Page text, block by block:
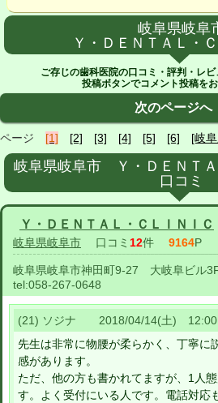
岐阜県岐阜
Ｙ・ＤＥＮＴＡＬ・
ご存じの歯科医院の口コミ・評判・レビ
投稿ボタンでコメント投稿を
次のページへ
ページ [1] [2] [3] [4] [5] [6] [岐
岐阜県岐阜市 Ｙ・ＤＥＮＴ
口コミ
Ｙ・ＤＥＮＴＡＬ・ＣＬＩＮＩＣ
岐阜県岐阜市 口コミ 12件 9164P
岐阜県岐阜市神田町9-27 大岐阜ビル
tel:058-267-0648
(21) ソジナ 2018/04/14(土) 12:00
先生は非常に物腰が柔らかく、丁寧に
感があります。
ただ、他の方も書かれてますが、1人
す。よく受付にいる人です。電話対応